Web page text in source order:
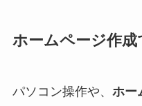
ホームページ作成
パソコン操作や、 ホー